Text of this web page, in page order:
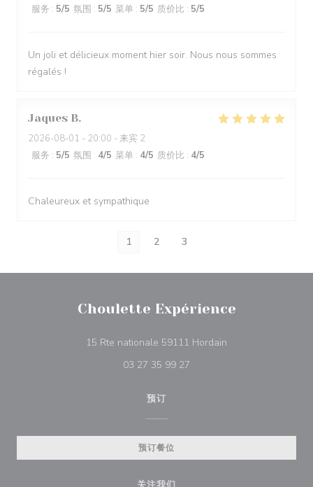
服务 : 5/5 氛围 : 5/5 菜单 : 5/5 质价比 : 5/5
Un joli et délicieux moment hier soir. Nous nous sommes
régalés !
Jaques B
2026-08-01 - 20:00 - 来宾 2
服务 : 5/5 氛围 : 4/5 菜单 : 4/5 质价比 : 4/5
Chaleureux et sympathique
1 2 3
Choulette Expérience
15 Rte nationale 59111 Hordain
03 27 35 99 27
预订
预订餐位